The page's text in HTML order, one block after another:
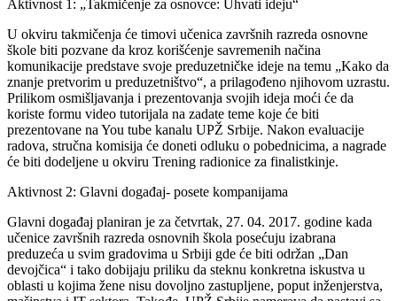
Aktivnost 1: „Takmičenje za osnovce: Uhvati ideju“
U okviru takmičenja će timovi učenica završnih razreda osnovne
škole biti pozvane da kroz korišćenje savremenih načina
komunikacije predstave svoje preduzetničke ideje na temu „Kako da
znanje pretvorim u preduzetništvo“, a prilagođeno njihovom uzrastu.
Prilikom osmišljavanja i prezentovanja svojih ideja moći će da
koriste formu video tutorijala na zadate teme koje će biti
prezentovane na You tube kanalu UPŽ Srbije. Nakon evaluacije
radova, stručna komisija će doneti odluku o pobednicima, a nagrade
će biti dodeljene u okviru Trening radionice za finalistkinje.
Aktivnost 2: Glavni događaj- posete kompanijama
Glavni događaj planiran je za četvrtak, 27. 04. 2017. godine kada
učenice završnih razreda osnovnih škola posećuju izabrana
preduzeća u svim gradovima u Srbiji gde će biti održan „Dan
devojčica“ i tako dobijaju priliku da steknu konkretna iskustva u
oblasti u kojima žene nisu dovoljno zastupljene, poput inženjerstva,